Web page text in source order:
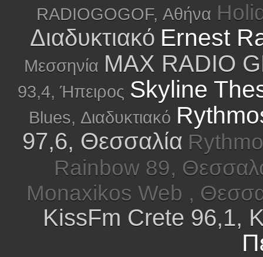
RADIOGOGOF, Αθήνα
Διαδυκτιακό Ernest
Μεσσηνία MAX RADIO
93,4, Ήπειρος Skyline
Blues, Διαδυκτιακό
97,6, Θεσσαλία
Rainbow 89,
Monaxikos Web ,
KissFm Crete 96,1,